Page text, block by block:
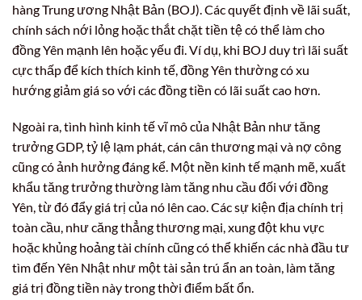
hàng Trung ương Nhật Bản (BOJ). Các quyết định về lãi suất,
chính sách nới lỏng hoặc thắt chặt tiền tệ có thể làm cho
đồng Yên mạnh lên hoặc yếu đi. Ví dụ, khi BOJ duy trì lãi suất
cực thấp để kích thích kinh tế, đồng Yên thường có xu
hướng giảm giá so với các đồng tiền có lãi suất cao hơn.
Ngoài ra, tình hình kinh tế vĩ mô của Nhật Bản như tăng
trưởng GDP, tỷ lệ lạm phát, cán cân thương mại và nợ công
cũng có ảnh hưởng đáng kể. Một nền kinh tế mạnh mẽ, xuất
khẩu tăng trưởng thường làm tăng nhu cầu đối với đồng
Yên, từ đó đẩy giá trị của nó lên cao. Các sự kiện địa chính trị
toàn cầu, như căng thẳng thương mại, xung đột khu vực
hoặc khủng hoảng tài chính cũng có thể khiến các nhà đầu tư
tìm đến Yên Nhật như một tài sản trú ẩn an toàn, làm tăng
giá trị đồng tiền này trong thời điểm bất ổn.